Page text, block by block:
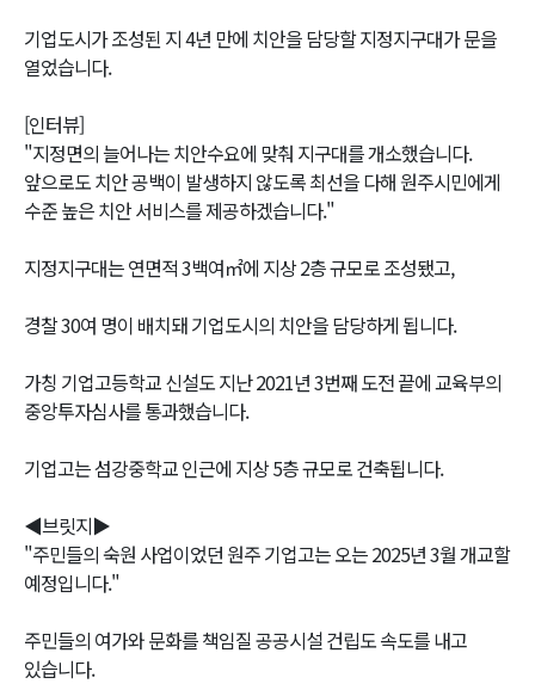
기업도시가 조성된 지 4년 만에 치안을 담당할 지정지구대가 문을
열었습니다.
[인터뷰]
"지정면의 늘어나는 치안수요에 맞춰 지구대를 개소했습니다.
앞으로도 치안 공백이 발생하지 않도록 최선을 다해 원주시민에게
수준 높은 치안 서비스를 제공하겠습니다."
지정지구대는 연면적 3백여㎡에 지상 2층 규모로 조성됐고,
경찰 30여 명이 배치돼 기업도시의 치안을 담당하게 됩니다.
가칭 기업고등학교 신설도 지난 2021년 3번째 도전 끝에 교육부의
중앙투자심사를 통과했습니다.
기업고는 섬강중학교 인근에 지상 5층 규모로 건축됩니다.
◀브릿지▶
"주민들의 숙원 사업이었던 원주 기업고는 오는 2025년 3월 개교할
예정입니다."
주민들의 여가와 문화를 책임질 공공시설 건립도 속도를 내고
있습니다.